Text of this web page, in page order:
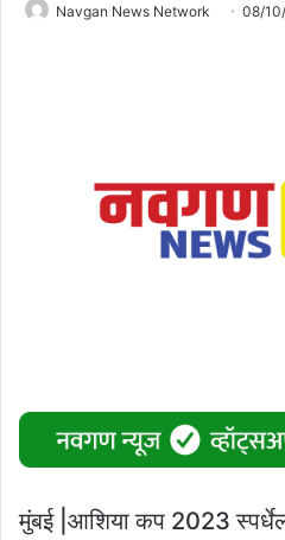
Navgan News Network 08/
मुंबई |आशिया कप 2023